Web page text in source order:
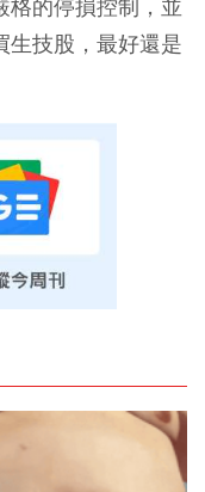
格的停損控制，並
生技股，最好還是